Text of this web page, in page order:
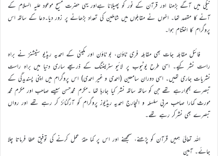
نیکی میں آگے بڑھنا اور قرآن کے نور کو پھیلانا ہےاور یہی حضرت مسیح موعود علیہ السلام کے
آنے کا مقصد تھا۔ انہوں نے مقابلوں میں شاملین کی تعداد بڑھانے پر زور دیا۔دعا کے ساتھ اس
پروگرام کا اختتام ہوا۔
فائنل مقابلہ جات بھی مقابلہ فری ٹاؤن، بو ٹاؤن اور مکینی کے احمدیہ ریڈیو سٹیشنز نے براہ
راست نشر کیے۔ اسی طرح یوٹیوب پر لائیو سٹریمننگ کے ذریعے ساری دنیا میں براہ راست
نشریات جاری تھیں۔ اسی دوران سامعین (احمدی و غیر احمدی) اس پروگرام میں اپنی پسندیدگی کے
تبصرے بھجوارہے تھے جن کو ساتھ ساتھ نشر کیا جارہا تھا ۔مکرم محمدحسن سیسے صاحب اور مکرم محمد
مورث کمارا صاحب مربی سلسلہ و انچارج احمدیہ ریڈیوز پروگرام کو آرگنائز کر رہے تھے اور رواں
تبصرے بھی نشرکر رہے تھے۔
اللہ تعالیٰ ہمیں قرآن کو پڑھنے، سمجھنے اور اس پر کما حقہٗ عمل کرنے کی توفیق عطا فرماتا چلا
جائے۔ آمین